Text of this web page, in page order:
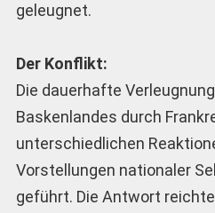
geleugnet.
Der Konflikt:
Die dauerhafte
Baskenlandes durch
unterschiedlichen
Vorstellungen nationaler
geführt. Die Antwort